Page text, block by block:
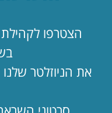
הצטרפו
את הניוזלטר